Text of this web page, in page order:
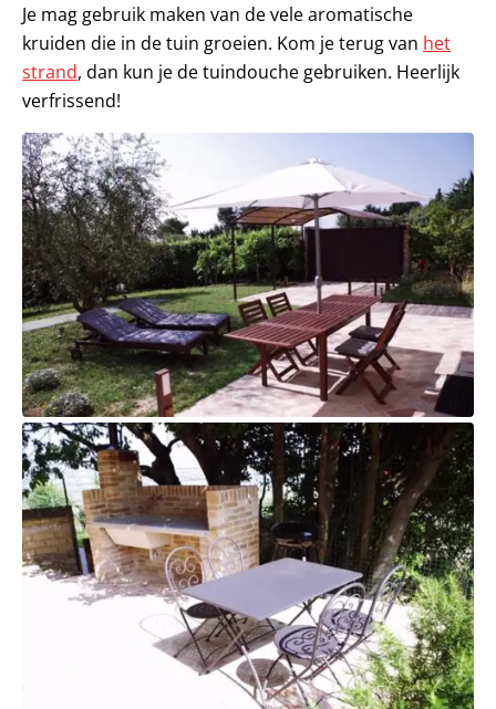
Je mag gebruik maken van de vele aromatische
kruiden die in de tuin groeien. Kom je terug van het
strand, dan kun je de tuindouche gebruiken. Heerlijk
verfrissend!